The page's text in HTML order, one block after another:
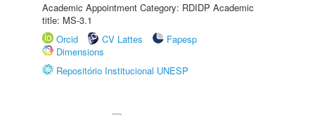
Academic Appointment Category: RDIDP Academic
title: MS-3.1
Orcid
CV Lattes
Fapesp
Dimensions
Repositório Institucional UNESP